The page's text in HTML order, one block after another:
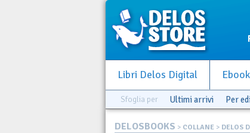
Libri Delos Digital Ebook
Sfoglia per Ultimi arrivi Per
DELOSBOOKS > COLLANE > DELOS